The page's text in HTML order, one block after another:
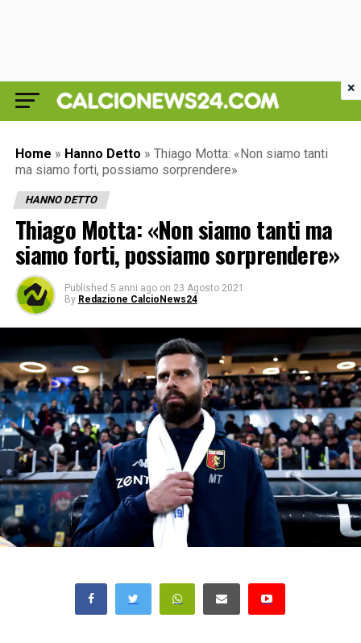
Home » Hanno Detto » Thiago Motta: «Non siamo tanti
ma siamo forti, possiamo sorprendere»
HANNO DETTO
Thiago Motta: «Non siamo tanti ma
siamo forti, possiamo sorprendere»
Published 5 anni ago on 23 Agosto 2021
By Redazione CalcioNews24
×